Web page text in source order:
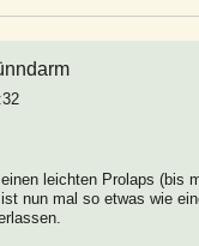
leichten Prolaps (bis
nun mal so etwas wie